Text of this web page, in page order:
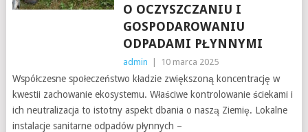
O OCZYSZCZANIU I
GOSPODAROWANIU
ODPADAMI PŁYNNYMI
admin 10 marca 2025
Współczesne społeczeństwo kładzie zwiększoną koncentrację w
kwestii zachowanie ekosystemu. Właściwe kontrolowanie ściekami i
ich neutralizacja to istotny aspekt dbania o naszą Ziemię. Lokalne
instalacje sanitarne odpadów płynnych –